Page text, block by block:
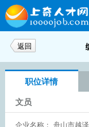
返回
职位详情
文员
企业名称： 舟山市越